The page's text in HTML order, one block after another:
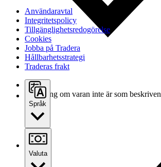
Ersättning om varan inte är som beskriven
Användaravtal
Integritetspolicy
Tillgänglighetsredogörelse
Cookies
Jobba på Tradera
Hållbarhetsstrategi
Traderas frakt
Språk
Valuta